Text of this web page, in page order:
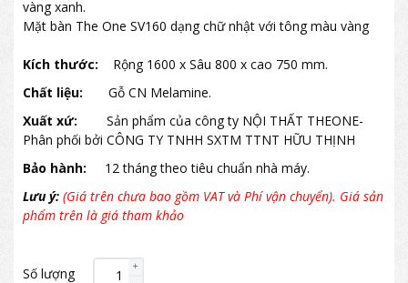
vàng xanh.
Mặt bàn The One SV160 dạng chữ nhật với tông màu vàng
Kích thước: Rộng 1600 x Sâu 800 x cao 750 mm.
Chất liệu:
Gỗ CN Melamine.
Xuất xứ:
Sản phẩm của công ty NỘI THẤT THEONE-
Phân phối bởi CÔNG TY TNHH SXTM TTNT HỮU THỊNH
Bảo hành:
12 tháng theo tiêu chuẩn nhà máy.
Lưu ý: (Giá trên chưa bao gồm VAT và Phí vận chuyển). Giá sản
phẩm trên là giá tham khảo
Số lượng